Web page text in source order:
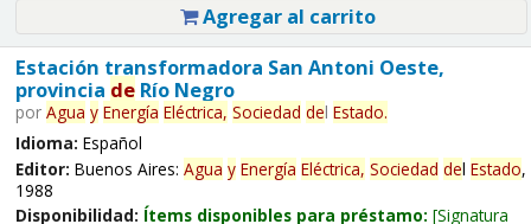
Agregar al carrito
Estación transformadora San Antoni Oeste,
provincia deRío Negro
por Agua y Energía Eléctrica, Sociedad del Estado.
Idioma: Español
Editor: Buenos Aires: Agua y Energía Eléctrica, Sociedad del Estado,
1988
Disponibilidad: Ítems disponibles para préstamo: Signatura